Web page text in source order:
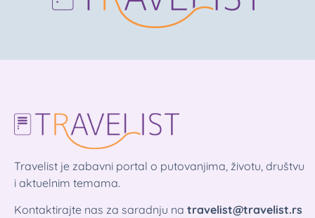
Travelist je zabavni portal o putovanjima, životu, društvu
i aktuelnim temama.
Kontaktirajte nas za saradnju na travelist@travelist.rs